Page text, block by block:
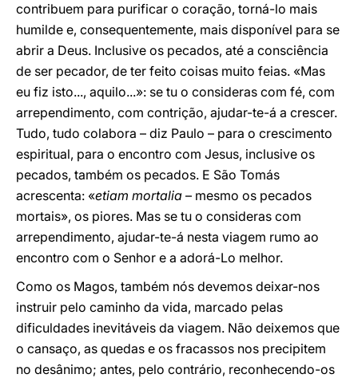
contribuem para purificar o coração, torná-lo mais
humilde e, consequentemente, mais disponível para se
abrir a Deus. Inclusive os pecados, até a consciência
de ser pecador, de ter feito coisas muito feias. «Mas
eu fiz isto..., aquilo...»: se tu o consideras com fé, com
arrependimento, com contrição, ajudar-te-á a crescer.
Tudo, tudo colabora – diz Paulo – para o crescimento
espiritual, para o encontro com Jesus, inclusive os
pecados, também os pecados. E São Tomás
acrescenta: «etiam mortalia – mesmo os pecados
mortais», os piores. Mas se tu o consideras com
arrependimento, ajudar-te-á nesta viagem rumo ao
encontro com o Senhor e a adorá-Lo melhor.
Como os Magos, também nós devemos deixar-nos
instruir pelo caminho da vida, marcado pelas
dificuldades inevitáveis da viagem. Não deixemos que
o cansaço, as quedas e os fracassos nos precipitem
no desânimo; antes, pelo contrário, reconhecendo-os